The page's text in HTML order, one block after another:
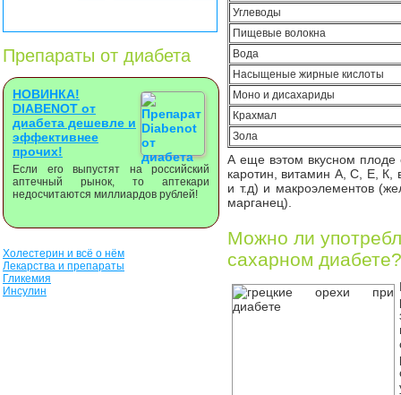
Препараты от диабета
НОВИНКА!
DIABENOT от
диабета дешевле и
эффективнее
прочих!
Если его выпустят на российский
аптечный рынок, то аптекари
недосчитаются миллиардов рублей!
Холестерин и всё о нём
Лекарства и препараты
Гликемия
Инсулин
Углеводы
Пищевые волокна
Вода
Насыщеные жирные кислоты
Моно и дисахариды
Крахмал
Зола
А еще вэтом вкусном плоде
каротин, витамин А, С, Е, К,
и т.д) и макроэлементов
марганец).
Можно ли
сахарном диабете?